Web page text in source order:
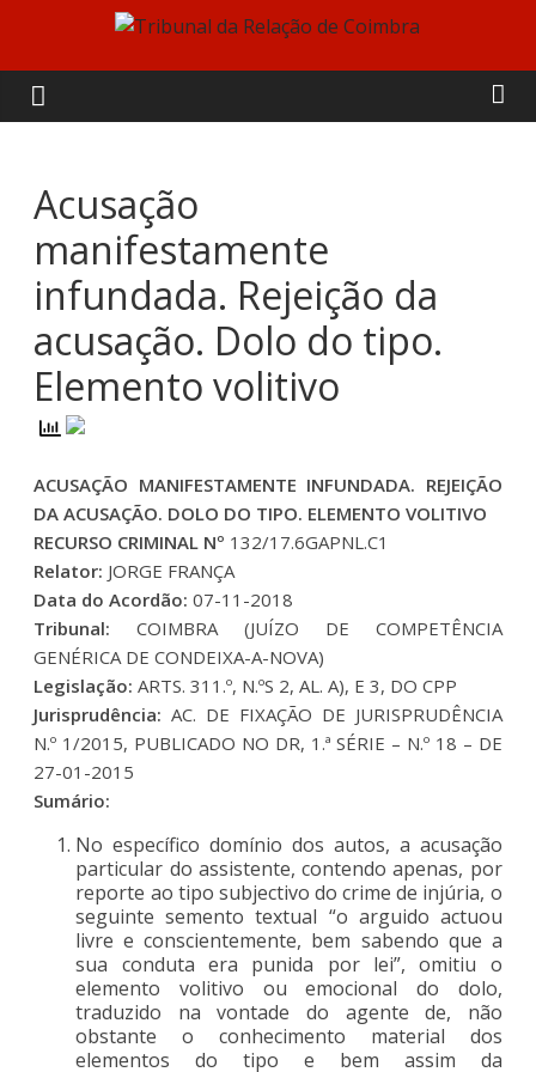
content
Tribunal
da
Relação
de
Coimbra
Acusação
manifestamente
infundada. Rejeição da
acusação. Dolo do tipo.
Elemento volitivo
ACUSAÇÃO MANIFESTAMENTE INFUNDADA. REJEIÇÃO
DA ACUSAÇÃO. DOLO DO TIPO. ELEMENTO VOLITIVO
RECURSO CRIMINAL Nº 132/17.6GAPNL.C1
Relator: JORGE FRANÇA
Data do Acordão:07-11-2018
Tribunal:COIMBRA (JUÍZO DE COMPETÊNCIA
GENÉRICA DE CONDEIXA-A-NOVA)
Legislação: ARTS. 311.º, N.ºS 2, AL. A), E 3, DO CPP
Jurisprudência:AC. DE FIXAÇÃO DE JURISPRUDÊNCIA
N.º 1/2015, PUBLICADO NO DR, 1.ª SÉRIE – N.º 18 – DE
27-01-2015
Sumário:
No específico domínio dos autos, a acusação
particular do assistente, contendo apenas, por
reporte ao tipo subjectivo do crime de injúria, o
seguinte semento textual “o arguido actuou
livre e conscientemente, bem sabendo que a
sua conduta era punida por lei”, omitiu o
elemento volitivo ou emocional do dolo,
traduzido na vontade do agente de, não
obstante o conhecimento material dos
elementos do tipo e bem assim da